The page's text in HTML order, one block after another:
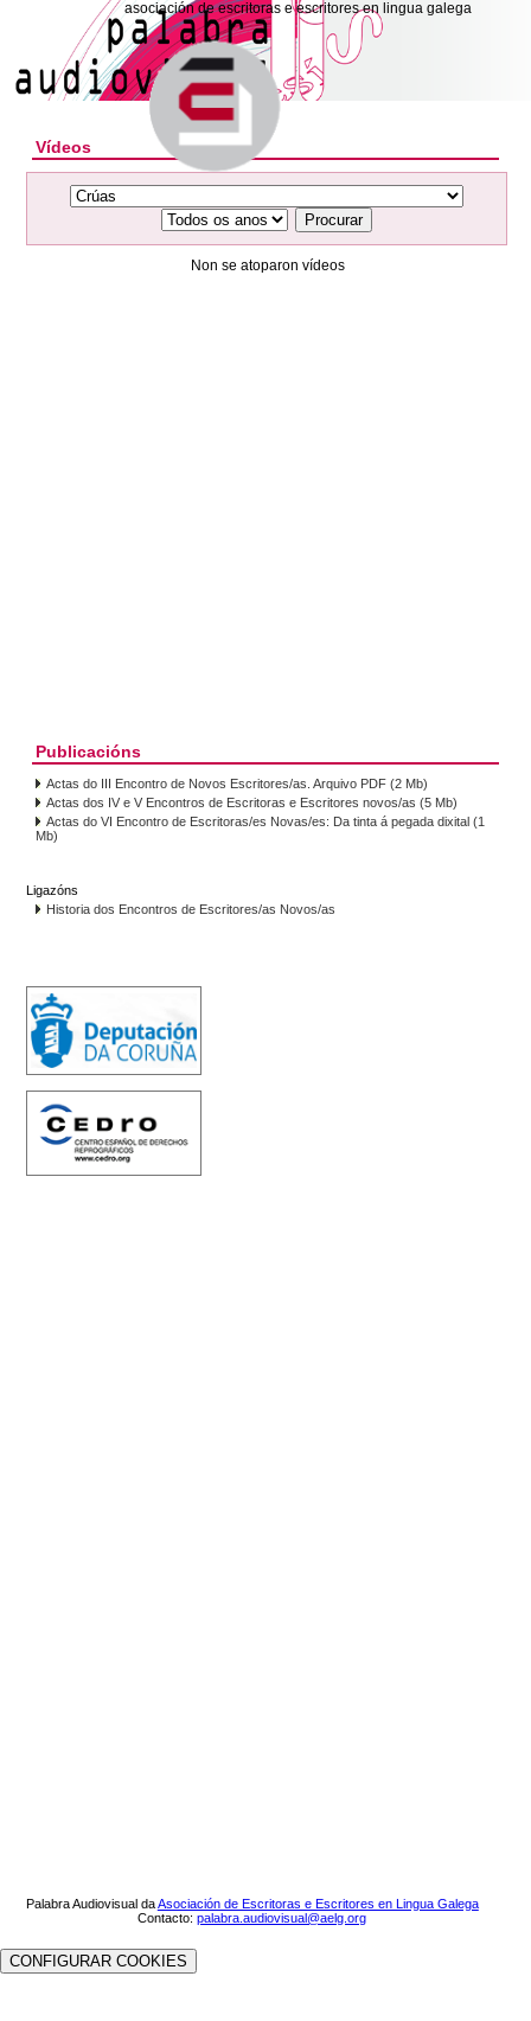
asociación de escritoras e escritores en lingua galega
Vídeos
Procurar
Non se atoparon vídeos
Publicacións
Actas do III Encontro de Novos Escritores/as. Arquivo PDF (2 Mb)
Actas dos IV e V Encontros de Escritoras e Escritores novos/as (5 Mb)
Actas do VI Encontro de Escritoras/es Novas/es: Da tinta á pegada dixital (1
Mb)
Ligazóns
Historia dos Encontros de Escritores/as Novos/as
Palabra Audiovisual daAsociación de Escritoras e Escritores en Lingua Galega
Contacto:palabra.audiovisual@aelg.org
CONFIGURAR COOKIES